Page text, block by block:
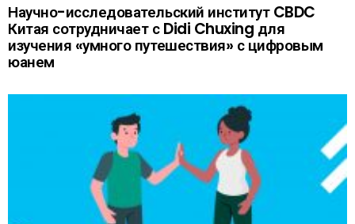
Научно-исследовательский институт CBDC
Китая сотрудничает с Didi Chuxing для
изучения «умного путешествия» с цифровым
юанем